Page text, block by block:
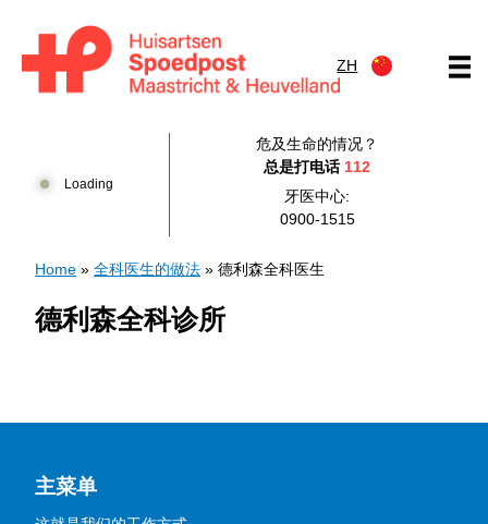
ZH
Loading
危及生命的情况？
总是打电话 112
牙医中心:
0900-1515
Home » 全科医生的做法 » 德利森全科医生
德利森全科诊所
主菜单